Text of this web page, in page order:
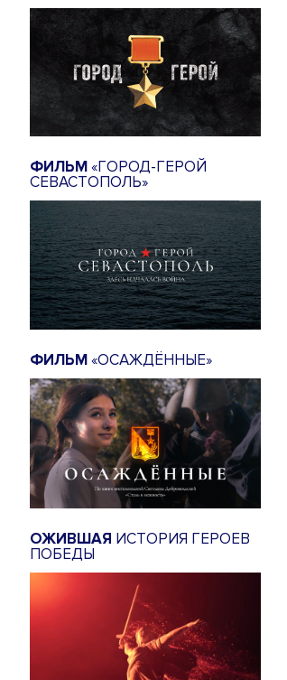
ФИЛЬМ«ГОРОД-ГЕРОЙ
СЕВАСТОПОЛЬ»
ФИЛЬМ«ОСАЖДЁННЫЕ»
ОЖИВШАЯ ИСТОРИЯ ГЕРОЕВ
ПОБЕДЫ